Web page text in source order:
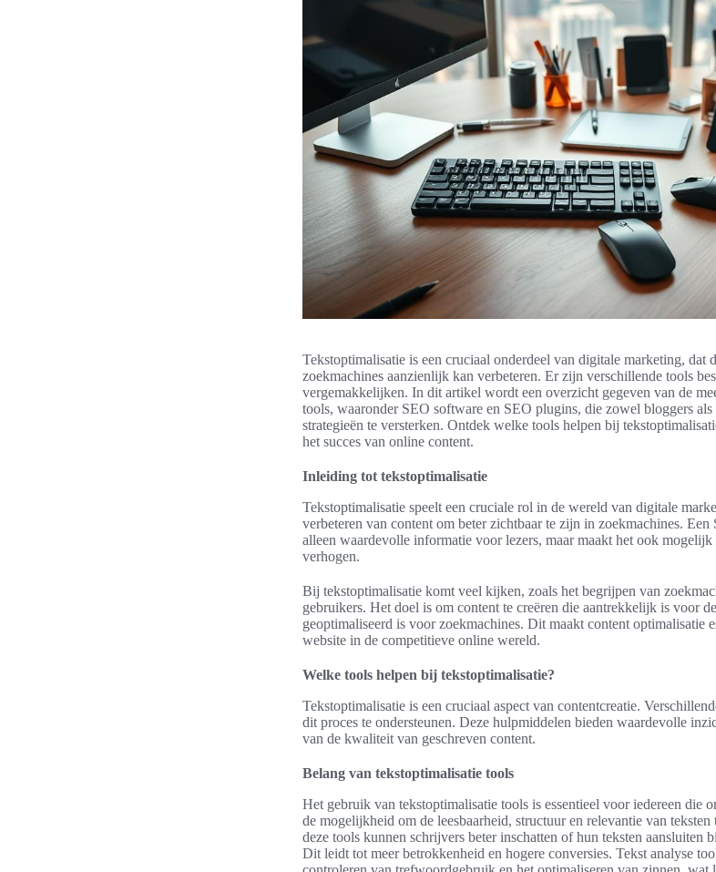
Tekstoptimalisatie is een cruciaal onderdeel van digitale marketing, dat
zoekmachines aanzienlijk kan verbeteren. Er zijn verschillende tools
vergemakkelijken. In dit artikel wordt een overzicht gegeven van de
tools, waaronder SEO software en SEO plugins, die zowel bloggers
strategieën te versterken. Ontdek welke tools helpen bij
het succes van online content.
Inleiding tot tekstoptimalisatie
Tekstoptimalisatie speelt een cruciale rol in de wereld van digitale
verbeteren van content om beter zichtbaar te zijn in zoekmachines.
alleen waardevolle informatie voor lezers, maar maakt het ook mogelijk
verhogen.
Bij tekstoptimalisatie komt veel kijken, zoals het begrijpen van
gebruikers. Het doel is om content te creëren die aantrekkelijk is voor
geoptimaliseerd is voor zoekmachines. Dit maakt content optimalisatie
website in de competitieve online wereld.
Welke tools helpen bij tekstoptimalisatie?
Tekstoptimalisatie is een cruciaal aspect van contentcreatie.
dit proces te ondersteunen. Deze hulpmiddelen bieden waardevolle
van de kwaliteit van geschreven content.
Belang van tekstoptimalisatie tools
Het gebruik van tekstoptimalisatie tools is essentieel voor iedereen die
de mogelijkheid om de leesbaarheid, structuur en relevantie van
deze tools kunnen schrijvers beter inschatten of hun teksten aansluiten
Dit leidt tot meer betrokkenheid en hogere conversies. Tekst analyse